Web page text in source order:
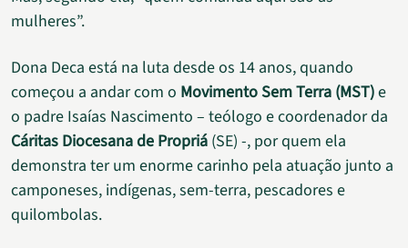
mulheres”.
Dona Deca está na luta desde os 14 anos, quando
começou a andar com o Movimento Sem Terra (MST)e
o padre Isaías Nascimento – teólogo e coordenador da
Cáritas Diocesana de Propriá (SE) -, por quem ela
demonstra ter um enorme carinho pela atuação junto a
camponeses, indígenas, sem-terra, pescadores e
quilombolas.